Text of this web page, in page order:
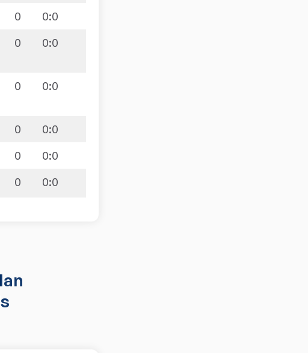
0 0:0
0 0:0
0 0:0
0 0:0
0 0:0
0 0:0